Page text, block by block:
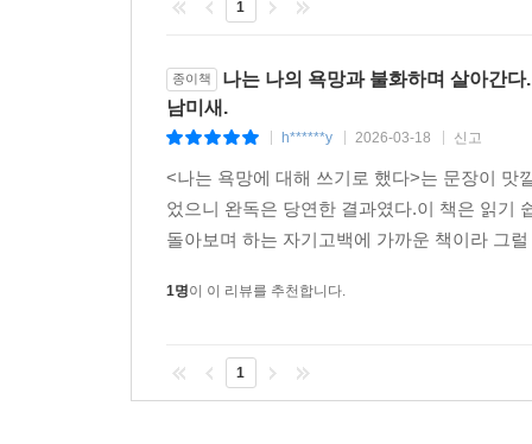
1
종이책
나는 나의 욕망과 불화하며 살아간
남미새.
h******y 2026-03-18 신고
<나는 욕망에 대해 쓰기로 했다>는 문장이 맛
었으니 완독은 당연한 결과였다.이 책은 읽기
돌아보며 하는 자기고백에 가까운 책이라 그
1명이 이 리뷰를 추천합니다.
1